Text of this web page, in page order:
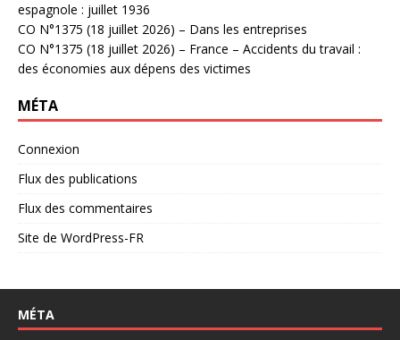
espagnole : juillet 1936
CO N°1375 (18 juillet 2026) – Dans les entreprises
CO N°1375 (18 juillet 2026) – France – Accidents du travail :
des économies aux dépens des victimes
MÉTA
Connexion
Flux des publications
Flux des commentaires
Site de WordPress-FR
MÉTA